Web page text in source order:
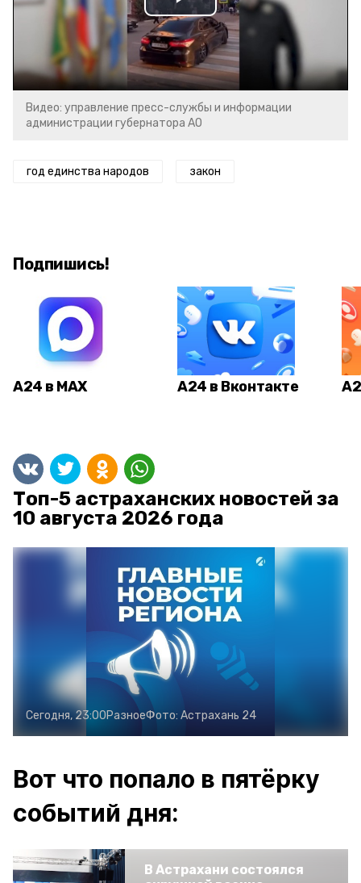
Play
Video
Видео: управление пресс-службы и информации
администрации губернатора АО
год единства народов закон
Подпишись!
А24 в MAX А24 в Вконтакте
Топ-5 астраханских новостей за
10 августа 2026 года
Сегодня, 23:00РазноеФото: Астрахань 24
Вот что попало в пятёрку
событий дня:
В Астрахани состоялся